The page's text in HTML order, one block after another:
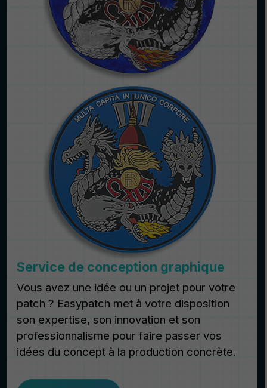
Service de conception graphique
Vous avez une idée ou un projet pour votre
patch ? Easypatch met à votre disposition
son expertise, son innovation et son
professionnalisme pour faire passer vos
idées du concept à la production concrète.